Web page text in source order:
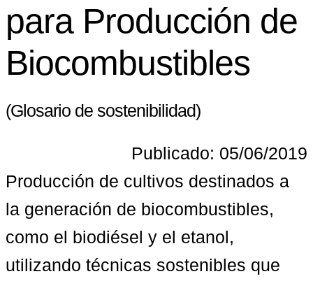
para Producción de
Biocombustibles
(Glosario de sostenibilidad)
Publicado: 05/06/2019
Producción de cultivos destinados a
la generación de biocombustibles,
como el biodiésel y el etanol,
utilizando técnicas sostenibles que